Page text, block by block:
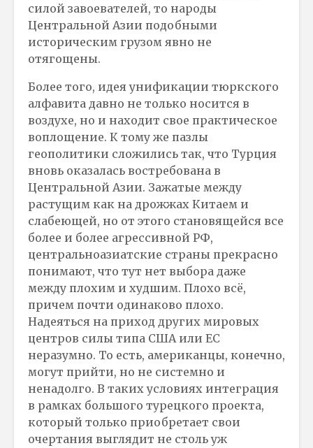
силой завоевателей, то народы
Центральной Азии подобными
историческим грузом явно не
отягощены.
Более того, идея унификации тюркского
алфавита давно не только носится в
воздухе, но и находит свое практическое
воплощение. К тому же пазлы
геополитики сложились так, что Турция
вновь оказалась востребована в
Центральной Азии. Зажатые между
растущим как на дрожжах Китаем и
слабеющей, но от этого становящейся все
более и более агрессивной РФ,
центральноазиатские страны прекрасно
понимают, что тут нет выбора даже
между плохим и худшим. Плохо всё,
причем почти одинаково плохо.
Надеяться на приход других мировых
центров силы типа США или ЕС
неразумно. То есть, американцы, конечно,
могут прийти, но не системно и
ненадолго. В таких условиях интеграция
в рамках большого турецкого проекта,
который только приобретает свои
очертания выглядит не столь уж